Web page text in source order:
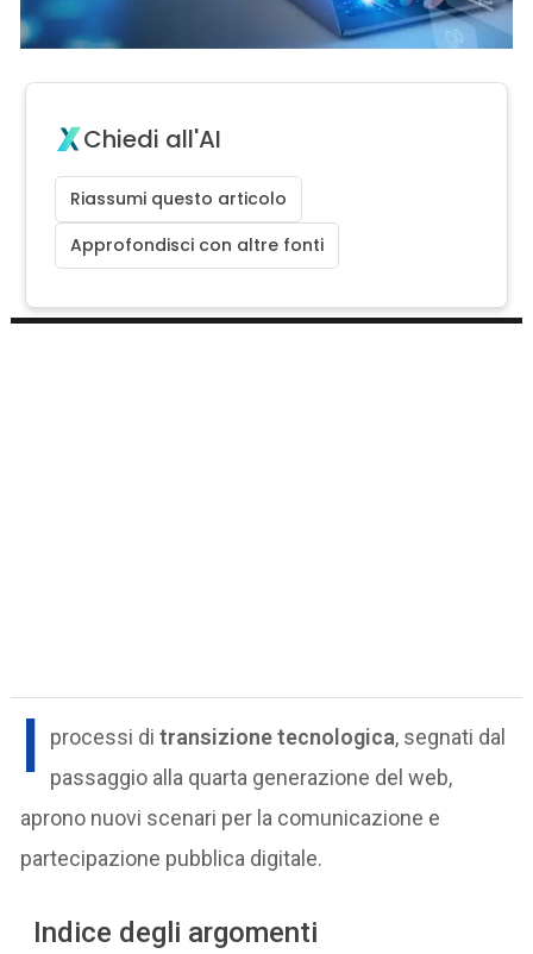
Chiedi all'AI
Riassumi questo articolo
Approfondisci con altre fonti
I processi ditransizione tecnologica, segnati dal
passaggio alla quarta generazione del web,
aprono nuovi scenari per la comunicazione e
partecipazione pubblica digitale.
Indice degli argomenti